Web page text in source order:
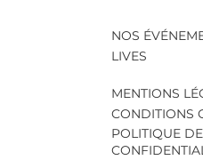
NOS
LIVES
MENTIONS
CONDITIONS
POLITIQUE DE